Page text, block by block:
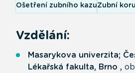
Ošetření zubního kazuZubní
Vzdělání:
Masarykova univerzita;
Lékařská fakulta, Brno ,